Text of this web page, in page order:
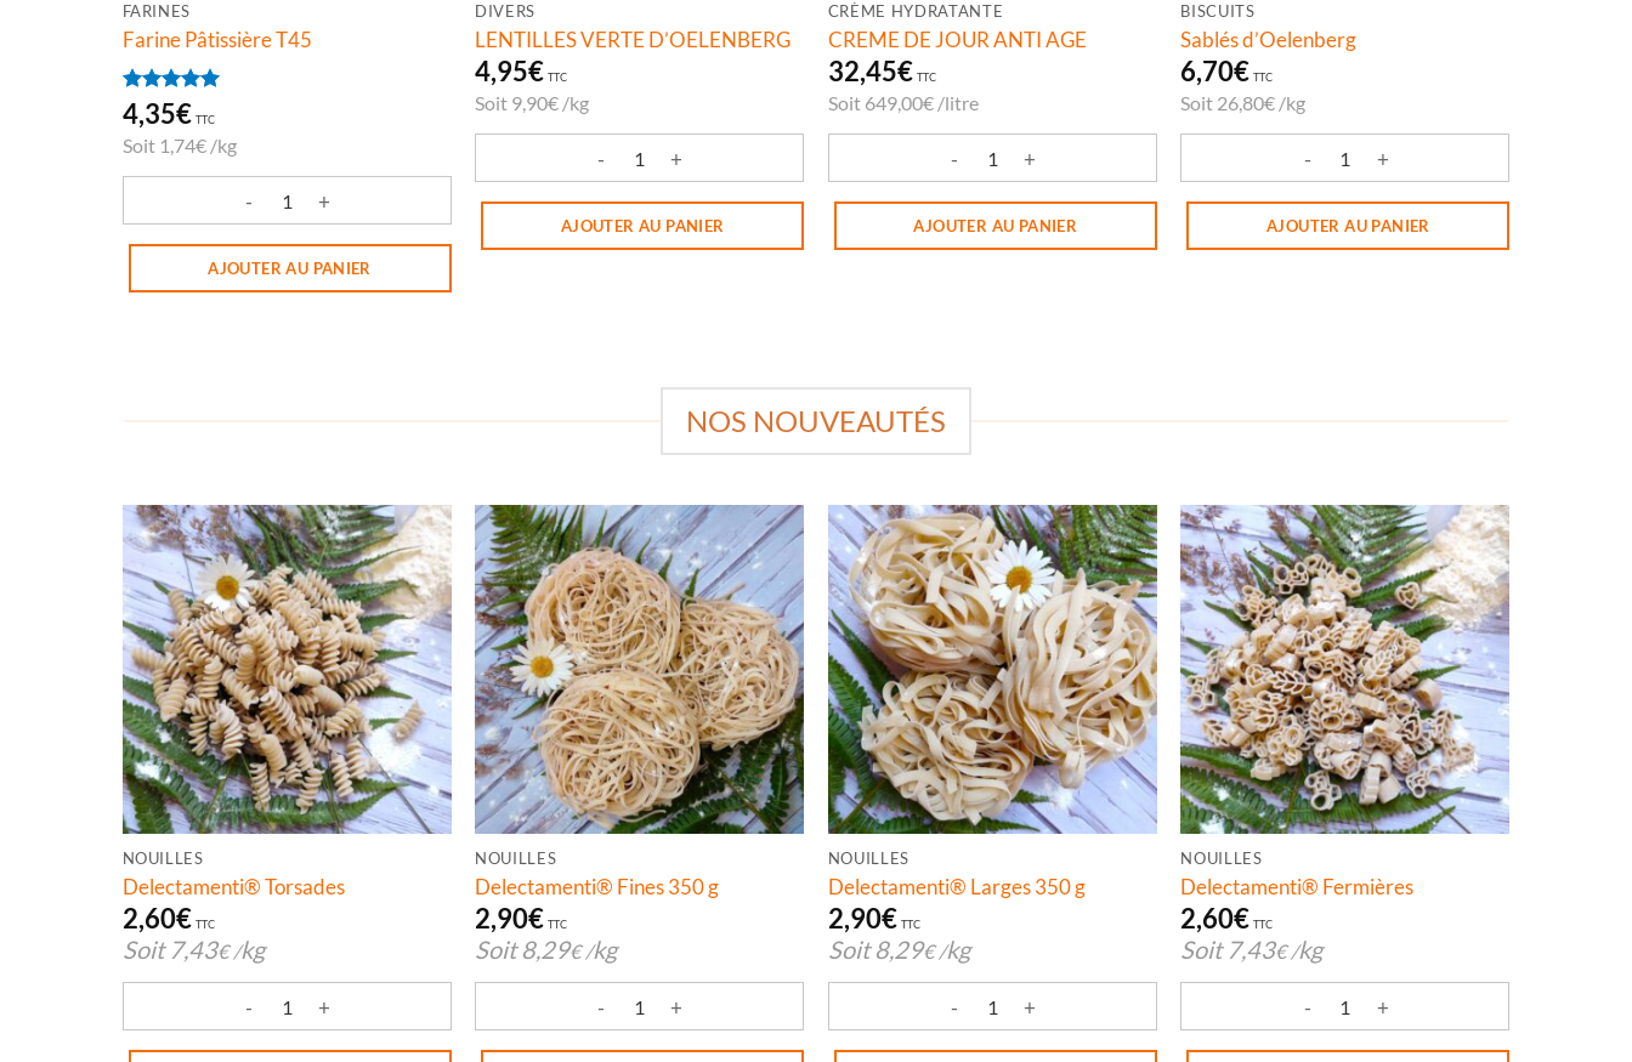
FARINES
Farine Pâtissière T45
Note5sur
5
4,35€ TTC
Soit 1,74€ /kg
quantité de Farine Pâtissière T45
AJOUTER AU PANIER
DIVERS
LENTILLES VERTE D’OELENBERG
4,95€ TTC
Soit 9,90€ /kg
quantité de LENTILLES VERTE D'OELENBERG
AJOUTER AU PANIER
CRÈME HYDRATANTE
CREME DE JOUR ANTI AGE
32,45€ TTC
Soit 649,00€ /litre
quantité de CREME DE JOUR ANTI AGE
AJOUTER AU PANIER
BISCUITS
Sablés d’Oelenberg
6,70€ TTC
Soit 26,80€ /kg
quantité de Sablés d'Oelenberg
AJOUTER AU PANIER
NOS NOUVEAUTÉS
NOUILLES
Delectamenti® Torsades
2,60€ TTC
Soit 7,43€ /kg
quantité de Delectamenti® Torsades
NOUILLES
Delectamenti® Fines 350 g
2,90€ TTC
Soit 8,29€ /kg
quantité de Delectamenti® Fines 350 g
NOUILLES
Delectamenti® Larges 350 g
2,90€ TTC
Soit 8,29€ /kg
quantité de Delectamenti® Larges 350 g
NOUILLES
Delectamenti® Fermières
2,60€ TTC
Soit 7,43€ /kg
quantité de Delectamenti® Fermières